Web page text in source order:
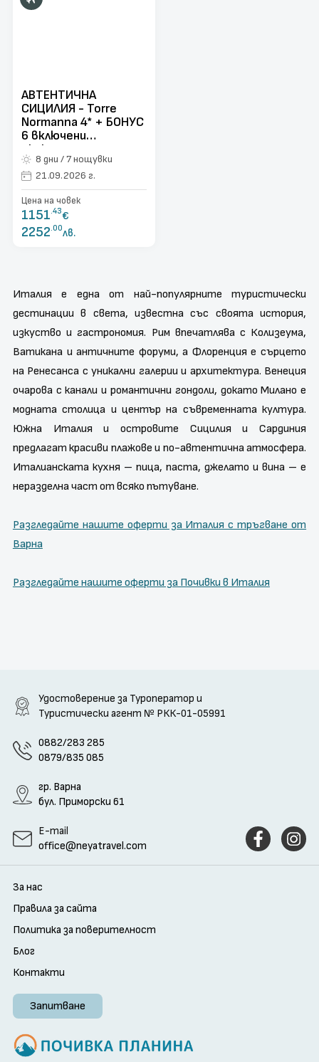
АВТЕНТИЧНА
СИЦИЛИЯ - Torre
Normanna 4* + БОНУС
6 включени
екскурзии - полет
от Варна8 дни / 7 нощувки
21.09.2026 г.
Цена на човек
1151.43€
2252.00лв.
Италия е една от най-популярните туристически
дестинации в света, известна със своята история,
изкуство и гастрономия. Рим впечатлява с Колизеума,
Ватикана и античните форуми, а Флоренция е сърцето
на Ренесанса с уникални галерии и архитектура. Венеция
очарова с канали и романтични гондоли, докато Милано е
модната столица и център на съвременната култура.
Южна Италия и островите Сицилия и Сардиния
предлагат красиви плажове и по-автентична атмосфера.
Италианската кухня – пица, паста, джелато и вина – е
неразделна част от всяко пътуване.
Разгледайте нашите оферти за Италия с тръгване от
Варна
Разгледайте нашите оферти за Почивки в Италия
Удостоверение за Туроператор и
Туристически агент № РКК-01-05991
0882/283 285
0879/835 085
гр. Варна
бул. Приморски 61
E-mail
office@neyatravel.com
За нас
Правила за сайта
Политика за поверителност
Блог
Контакти
Запитване